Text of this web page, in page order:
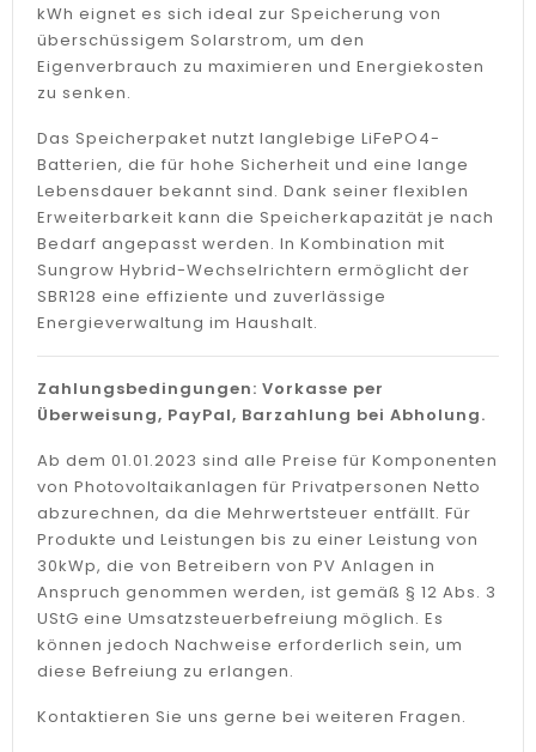
kWh eignet es sich ideal zur Speicherung von
überschüssigem Solarstrom, um den
Eigenverbrauch zu maximieren und Energiekosten
zu senken.
Das Speicherpaket nutzt langlebige LiFePO4-
Batterien, die für hohe Sicherheit und eine lange
Lebensdauer bekannt sind. Dank seiner flexiblen
Erweiterbarkeit kann die Speicherkapazität je nach
Bedarf angepasst werden. In Kombination mit
Sungrow Hybrid-Wechselrichtern ermöglicht der
SBR128 eine effiziente und zuverlässige
Energieverwaltung im Haushalt.
Zahlungsbedingungen: Vorkasse per
Überweisung, PayPal, Barzahlung bei Abholung.
Ab dem 01.01.2023 sind alle Preise für Komponenten
von Photovoltaikanlagen für Privatpersonen Netto
abzurechnen, da die Mehrwertsteuer entfällt. Für
Produkte und Leistungen bis zu einer Leistung von
30kWp, die von Betreibern von PV Anlagen in
Anspruch genommen werden, ist gemäß § 12 Abs. 3
UStG eine Umsatzsteuerbefreiung möglich. Es
können jedoch Nachweise erforderlich sein, um
diese Befreiung zu erlangen.
Kontaktieren Sie uns gerne bei weiteren Fragen.